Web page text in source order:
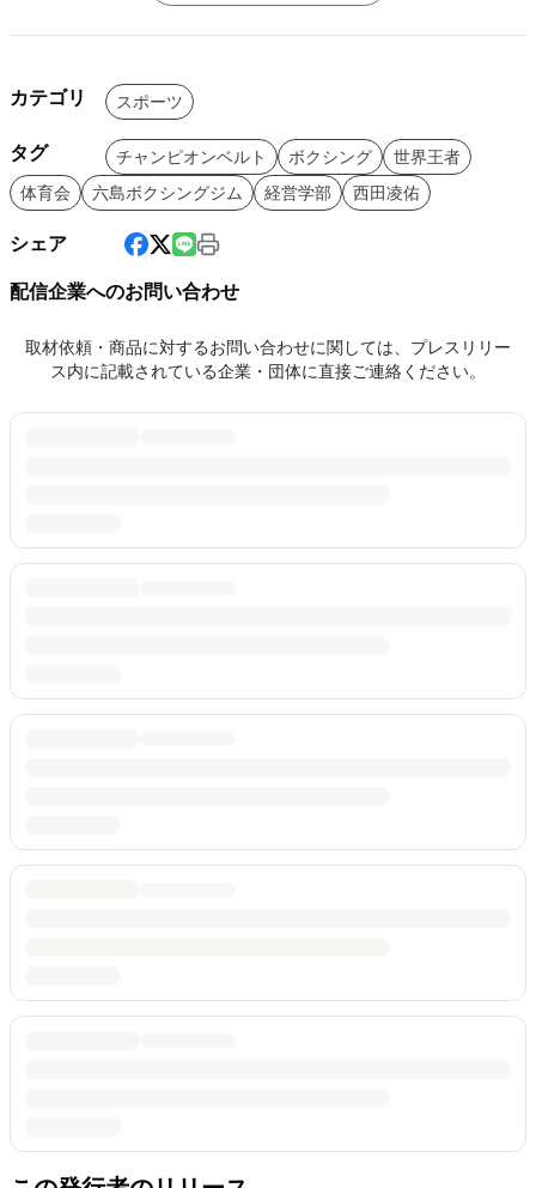
カテゴリ スポーツ
タグ チャンピオンベルト ボクシング
世界王者
体育会
六島ボクシングジム 経営学部 西田凌佑
シェア
配信企業へのお問い合わせ
取材依頼・商品に対するお問い合わせに関しては、プレスリリー
ス内に記載されている企業・団体に直接ご連絡ください。